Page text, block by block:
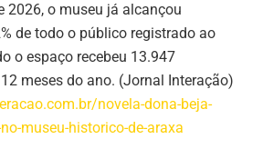
2026, o museu já alcançou
de todo o público registrado ao
o espaço recebeu 13.947
meses do ano. (Jornal Interação)
novela-dona-beja-
museu-historico-de-araxa